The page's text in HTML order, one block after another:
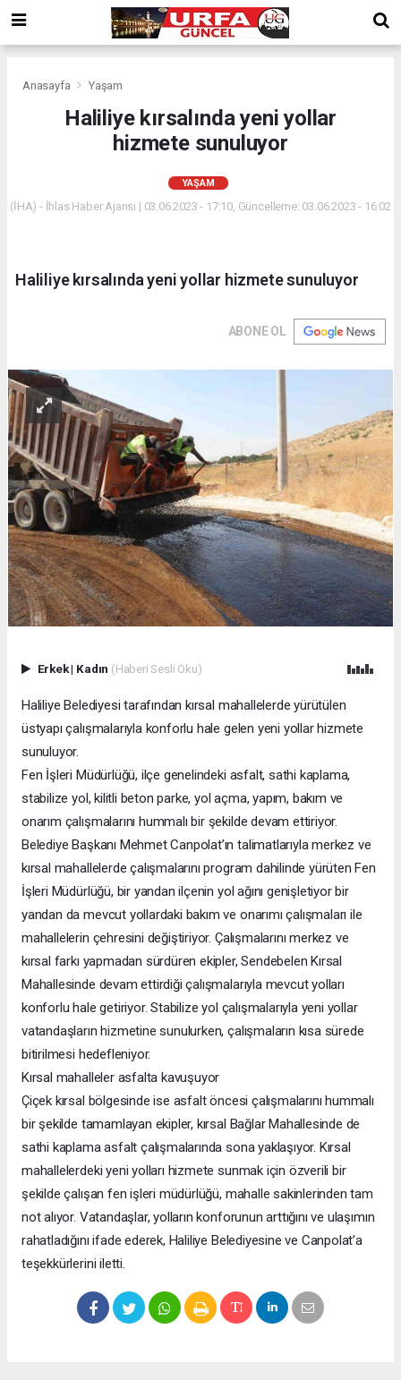
Anasayfa Yaşam
Haliliye kırsalında yeni yollar
hizmete sunuluyor
YAŞAM
(İHA) - İhlas Haber Ajansı | 03.06.2023 - 17:10, Güncelleme: 03.06.2023 - 16:02
Haliliye kırsalında yeni yollar hizmete sunuluyor
ABONE OL
Erkek| Kadın (Haberi Sesli Oku)
Haliliye Belediyesi tarafından kırsal mahallelerde yürütülen
üstyapı çalışmalarıyla konforlu hale gelen yeni yollar hizmete
sunuluyor.
Fen İşleri Müdürlüğü, ilçe genelindeki asfalt, sathi kaplama,
stabilize yol, kilitli beton parke, yol açma, yapım, bakım ve
onarım çalışmalarını hummalı bir şekilde devam ettiriyor.
Belediye Başkanı Mehmet Canpolat’ın talimatlarıyla merkez ve
kırsal mahallelerde çalışmalarını program dahilinde yürüten Fen
İşleri Müdürlüğü, bir yandan ilçenin yol ağını genişletiyor bir
yandan da mevcut yollardaki bakım ve onarımı çalışmaları ile
mahallelerin çehresini değiştiriyor. Çalışmalarını merkez ve
kırsal farkı yapmadan sürdüren ekipler, Sendebelen Kırsal
Mahallesinde devam ettirdiği çalışmalarıyla mevcut yolları
konforlu hale getiriyor. Stabilize yol çalışmalarıyla yeni yollar
vatandaşların hizmetine sunulurken, çalışmaların kısa sürede
bitirilmesi hedefleniyor.
Kırsal mahalleler asfalta kavuşuyor
Çiçek kırsal bölgesinde ise asfalt öncesi çalışmalarını hummalı
bir şekilde tamamlayan ekipler, kırsal Bağlar Mahallesinde de
sathi kaplama asfalt çalışmalarında sona yaklaşıyor. Kırsal
mahallelerdeki yeni yolları hizmete sunmak için özverili bir
şekilde çalışan fen işleri müdürlüğü, mahalle sakinlerinden tam
not alıyor. Vatandaşlar, yolların konforunun arttığını ve ulaşımın
rahatladığını ifade ederek, Haliliye Belediyesine ve Canpolat’a
teşekkürlerini iletti.